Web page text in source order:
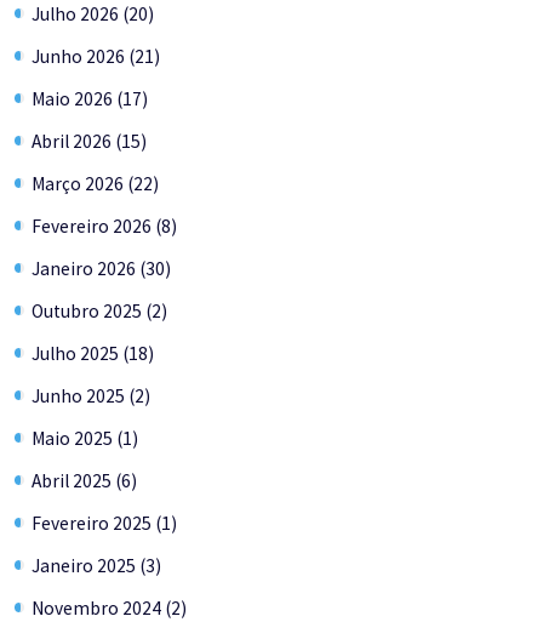
Julho 2026 (20)
Junho 2026 (21)
Maio 2026 (17)
Abril 2026 (15)
Março 2026 (22)
Fevereiro 2026 (8)
Janeiro 2026 (30)
Outubro 2025 (2)
Julho 2025 (18)
Junho 2025 (2)
Maio 2025 (1)
Abril 2025 (6)
Fevereiro 2025 (1)
Janeiro 2025 (3)
Novembro 2024 (2)